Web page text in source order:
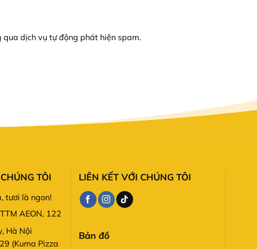
dịch vụ tự động phát hiện spam.
TÔI
tươi là ngon!
AEON, 122
Hà Nội
(Kuma Pizza
LIÊN KẾT VỚI CHÚNG TÔI
Bản đồ